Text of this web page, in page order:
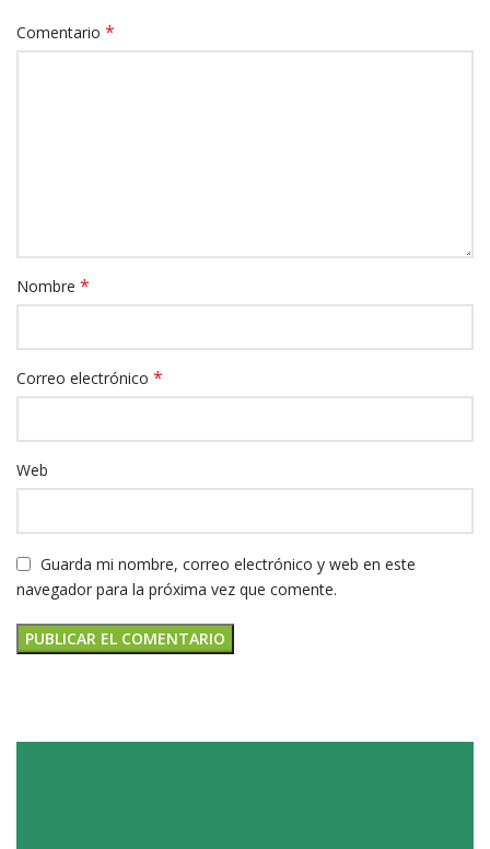
Comentario *
Nombre *
Correo electrónico *
Web
Guarda mi nombre, correo electrónico y web en este
navegador para la próxima vez que comente.